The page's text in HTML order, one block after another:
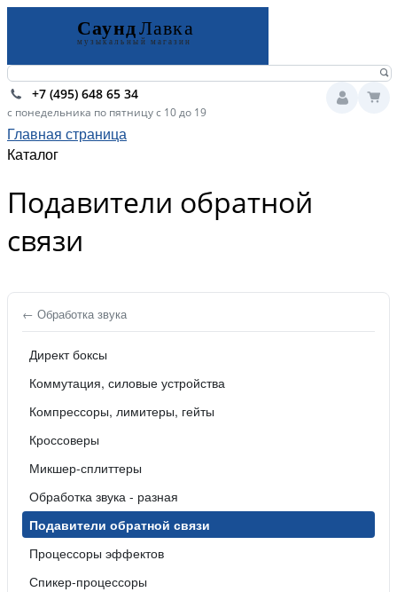
+7 (495) 648 65 34
с понедельника по пятницу с 10 до 19
Главная страница
Каталог
Подавители обратной
связи
← Обработка звука
Директ боксы
Коммутация, силовые устройства
Компрессоры, лимитеры, гейты
Кроссоверы
Микшер-сплиттеры
Обработка звука - разная
Подавители обратной связи
Процессоры эффектов
Спикер-процессоры